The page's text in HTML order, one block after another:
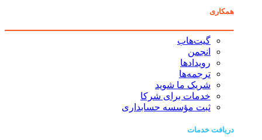
همکاری
گیت‌هاب
انجمن
رویدادها
ترجمه‌ها
شریک ما شوید
خدمات برای شرکا
ثبت مؤسسه حسابداری
دریافت خدمات